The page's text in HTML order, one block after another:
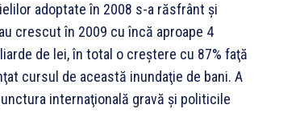
adop­tate în 2008 s-a răsfrânt şi
crescut în 2009 cu încă aproa­pe 4
de lei, în total o creştere cu 87% faţă
cursul de această inundaţie de bani. A
internaţio­nală gravă şi politicile